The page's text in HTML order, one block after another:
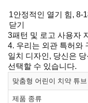
1안정적인 열기 힘, 8-
닫기
3패턴 및 로고 사용자
4. 우리는 외관 특허와
일치 디자인, 당신은
선택할 수 있습니다.
맞춤형 어린이 치약 튜
제품 종류